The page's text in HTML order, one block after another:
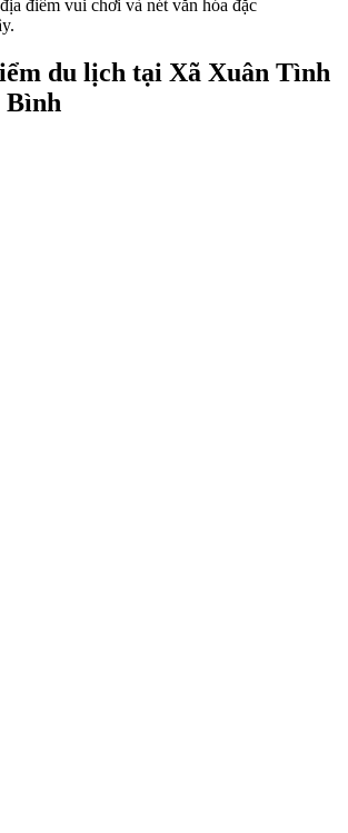
điểm vui chơi và nét văn hóa đặc
du lịch tại Xã Xuân Tình
Bình